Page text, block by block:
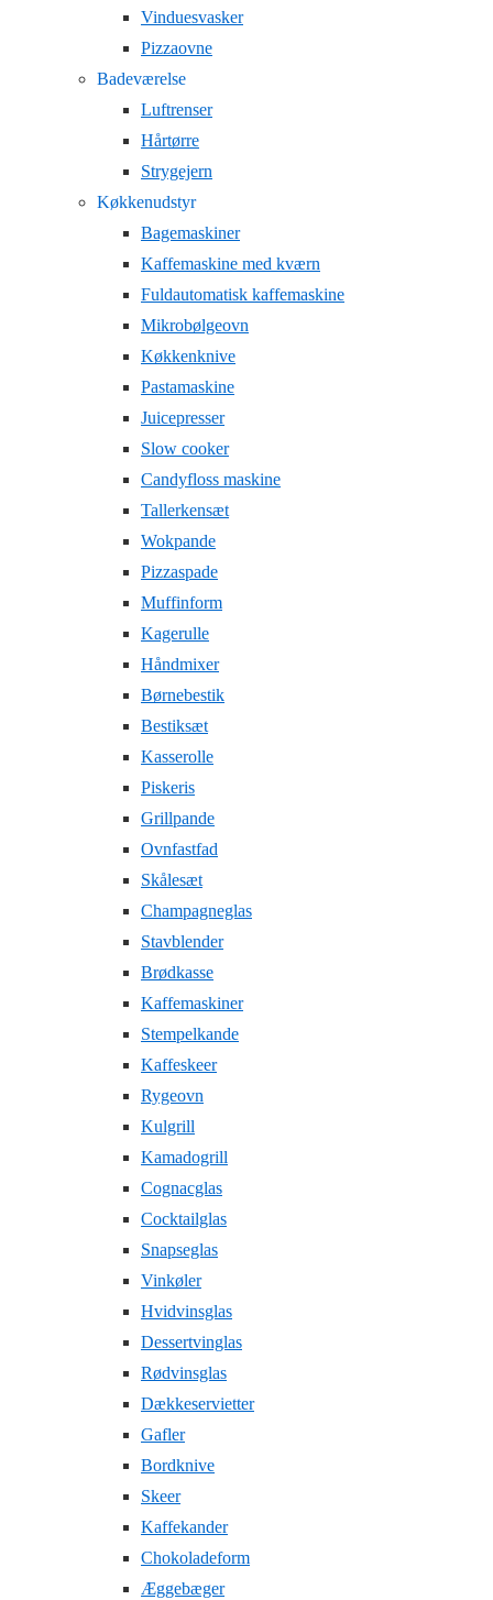
Vinduesvasker
Pizzaovne
Badeværelse
Luftrenser
Hårtørre
Strygejern
Køkkenudstyr
Bagemaskiner
Kaffemaskine med kværn
Fuldautomatisk kaffemaskine
Mikrobølgeovn
Køkkenknive
Pastamaskine
Juicepresser
Slow cooker
Candyfloss maskine
Tallerkensæt
Wokpande
Pizzaspade
Muffinform
Kagerulle
Håndmixer
Børnebestik
Bestiksæt
Kasserolle
Piskeris
Grillpande
Ovnfastfad
Skålesæt
Champagneglas
Stavblender
Brødkasse
Kaffemaskiner
Stempelkande
Kaffeskeer
Rygeovn
Kulgrill
Kamadogrill
Cognacglas
Cocktailglas
Snapseglas
Vinkøler
Hvidvinsglas
Dessertvinglas
Rødvinsglas
Dækkeservietter
Gafler
Bordknive
Skeer
Kaffekander
Chokoladeform
Æggebæger